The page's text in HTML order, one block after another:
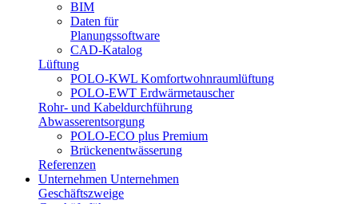
BIM
Daten für
Planungssoftware
CAD-Katalog
Lüftung
POLO-KWL Komfortwohnraumlüftung
POLO-EWT Erdwärmetauscher
Rohr- und Kabeldurchführung
Abwasserentsorgung
POLO-ECO plus Premium
Brückenentwässerung
Referenzen
Unternehmen Unternehmen
Geschäftszweige